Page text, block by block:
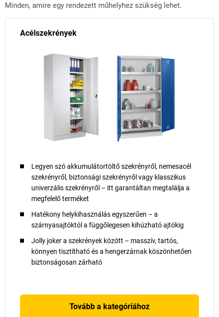
Minden, amire egy rendezett műhelyhez szükség lehet.
Acélszekrények
Legyen szó akkumulátortöltő szekrényről, nemesacél
szekrényről, biztonsági szekrényről vagy klasszikus
univerzális szekrényről – itt garantáltan megtalálja a
megfelelő terméket
Hatékony helykihasználás egyszerűen – a
szárnyasajtóktól a függőlegesen kihúzható ajtókig
Jolly joker a szekrények között – masszív, tartós,
könnyen tisztítható és a hengerzárnak köszönhetően
biztonságosan zárható
Tovább a kategóriához